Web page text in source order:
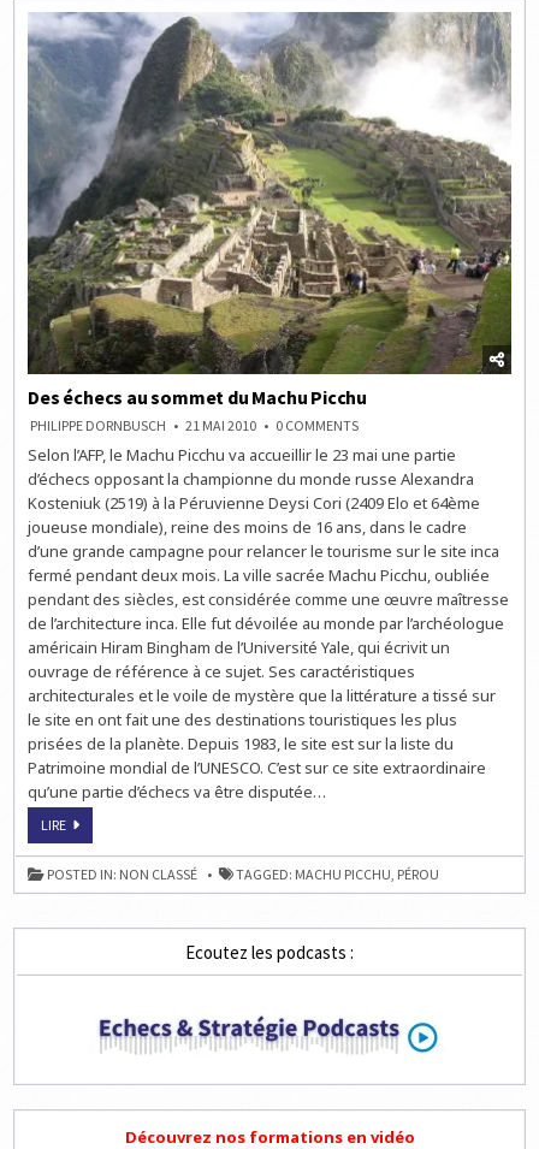
Des échecs au sommet du Machu Picchu
PHILIPPE DORNBUSCH 21 MAI 2010 0 COMMENTSON
ÉCHECS
SOMMET
DU
MACHU
PICCHU
Selon l’AFP, le Machu Picchu va accueillir le 23 mai une partie
d’échecs opposant la championne du monde russe Alexandra
Kosteniuk (2519) à la Péruvienne Deysi Cori (2409 Elo et 64ème
joueuse mondiale), reine des moins de 16 ans, dans le cadre
d’une grande campagne pour relancer le tourisme sur le site inca
fermé pendant deux mois. La ville sacrée Machu Picchu, oubliée
pendant des siècles, est considérée comme une œuvre maîtresse
de l’architecture inca. Elle fut dévoilée au monde par l’archéologue
américain Hiram Bingham de l’Université Yale, qui écrivit un
ouvrage de référence à ce sujet. Ses caractéristiques
architecturales et le voile de mystère que la littérature a tissé sur
le site en ont fait une des destinations touristiques les plus
prisées de la planète. Depuis 1983, le site est sur la liste du
Patrimoine mondial de l’UNESCO. C’est sur ce site extraordinaire
qu’une partie d’échecs va être disputée…
LIREDES
AU
SOMMET
DU
MACHU
POSTED IN: NON CLASSÉ TAGGED: MACHU PICCHU PÉROU
Ecoutez les podcasts :
Découvrez nos formations en vidéo